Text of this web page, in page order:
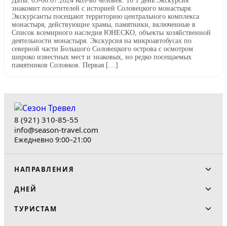
знакомит посетителей с историей Соловецкого монастыря.
Экскурсанты посещают территорию центрального комплекса
монастыря, действующие храмы, памятники, включенные в
Список всемирного наследия ЮНЕСКО, объекты хозяйственной
деятельности монастыря. Экскурсия на микроавтобусах по
северной части Большого Соловецкого острова с осмотром
широко известных мест и знаковых, но редко посещаемых
памятников Соловков. Первая […]
8 (921) 310-85-55
info@season-travel.com
Ежедневно 9:00–21:00
НАПРАВЛЕНИЯ
ДНЕЙ
ТУРИСТАМ